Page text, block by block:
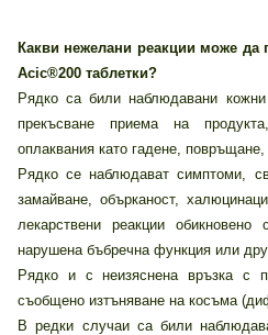
Какви нежелани реакции може да
Acic®200 таблетки?
Рядко са били наблюдавани
прекъсване приема на
оплаквания като гадене,
Рядко се наблюдават симптоми,
замайване, обърканост,
лекарствени реакции
нарушена бъбречна функция или
Рядко и с неизяснена връзка
съобщено изтъняване на косъма
В редки случаи са били